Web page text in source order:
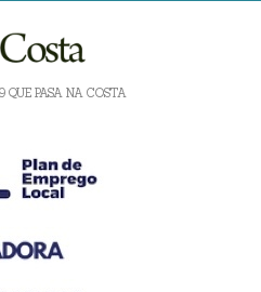
QUE PASA NA COSTA